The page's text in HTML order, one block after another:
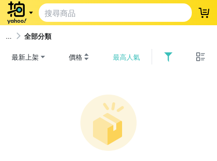
登
全部分類
最新上架 價格 最高人氣